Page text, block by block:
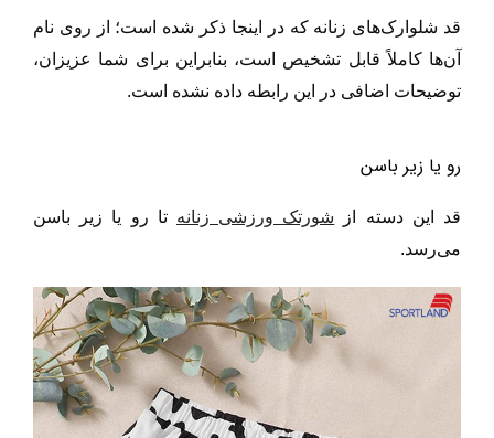
قد شلوارک‌های زنانه که در اینجا ذکر شده است؛ از روی نام
آن‌ها کاملاً قابل تشخیص است، بنابراین برای شما عزیزان،
توضیحات اضافی در این رابطه داده نشده است.
رو یا زیر باسن
قد این دسته از شورتک ورزشی زنانه تا رو یا زیر باسن
می‌رسد.